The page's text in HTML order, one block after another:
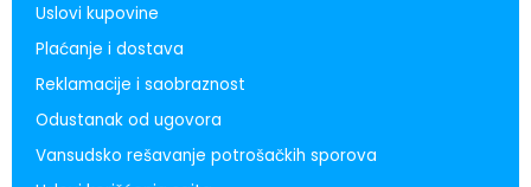
Uslovi kupovine
Plaćanje i dostava
Reklamacije i saobraznost
Odustanak od ugovora
Vansudsko rešavanje potrošačkih sporova